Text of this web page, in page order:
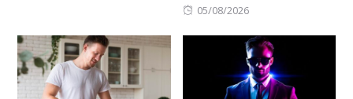
Posted
05/08/2026